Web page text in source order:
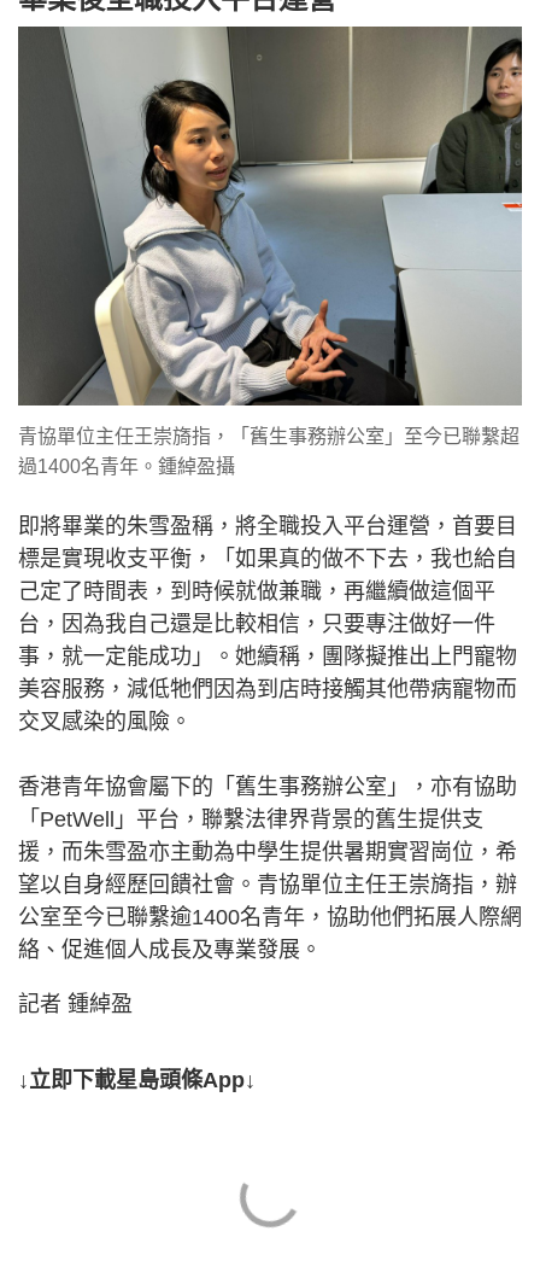
青協單位主任王崇旖指，「舊生事務辦公室」至今已聯繫超
過1400名青年。鍾綽盈攝
即將畢業的朱雪盈稱，將全職投入平台運營，首要目
標是實現收支平衡，「如果真的做不下去，我也給自
己定了時間表，到時候就做兼職，再繼續做這個平
台，因為我自己還是比較相信，只要專注做好一件
事，就一定能成功」。她續稱，團隊擬推出上門寵物
美容服務，減低牠們因為到店時接觸其他帶病寵物而
交叉感染的風險。
香港青年協會屬下的「舊生事務辦公室」，亦有協助
「PetWell」平台，聯繫法律界背景的舊生提供支
援，而朱雪盈亦主動為中學生提供暑期實習崗位，希
望以自身經歷回饋社會。青協單位主任王崇旖指，辦
公室至今已聯繫逾1400名青年，協助他們拓展人際網
絡、促進個人成長及專業發展。
記者 鍾綽盈
↓立即下載星島頭條App↓